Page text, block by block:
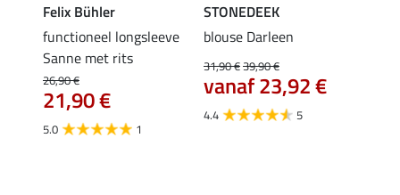
Felix Bühler
functioneel longsleeve
Sanne met rits
26,90 €
21,90 €
5.0 1
STONEDEEK
blouse Darleen
31,90 €39,90 €
vanaf 23,92 €
4.4 5